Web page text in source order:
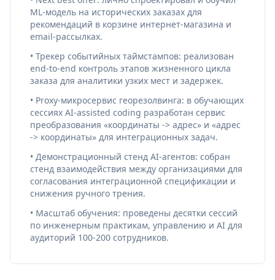
ML-модель на исторических заказах для
рекомендаций в корзине интернет-магазина и
email-рассылках.
• Трекер событийных таймстампов: реализован
end-to-end контроль этапов жизненного цикла
заказа для аналитики узких мест и задержек.
• Proxy-микросервис георезолвинга: в обучающих
сессиях AI-assisted coding разработан сервис
преобразования «координаты -> адрес» и «адрес
-> координаты» для интеграционных задач.
• Демонстрационный стенд AI-агентов: собран
стенд взаимодействия между организациями для
согласования интеграционной спецификации и
снижения ручного трения.
• Масштаб обучения: проведены десятки сессий
по инженерным практикам, управлению и AI для
аудиторий 100-200 сотрудников.